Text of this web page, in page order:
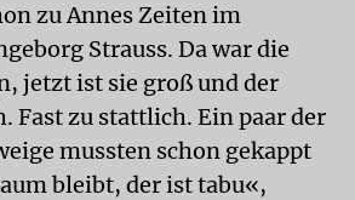
zu Annes Zeiten im
Strauss. Da war die
jetzt ist sie groß und der
Fast zu stattlich. Ein paar der
mussten schon gekappt
bleibt, der ist tabu«,